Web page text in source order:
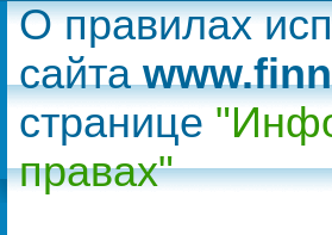
О правилах
сайта
странице
правах"